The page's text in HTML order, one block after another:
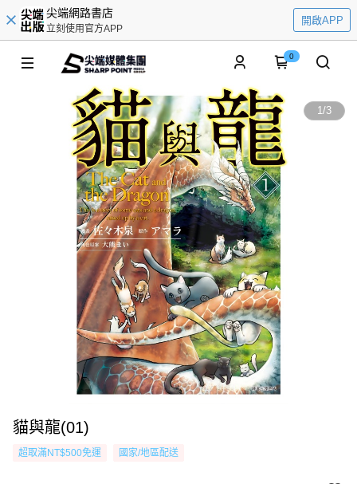
尖端網路書店
立刻使用官方APP
開啟APP
0
1/3
貓與龍(01)
超取滿NT$500免運 國家/地區配送